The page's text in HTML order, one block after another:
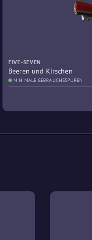
FIVE-SEVEN
Beeren und Kirschen
MINIMALE GEBRAUCHSSPUREN